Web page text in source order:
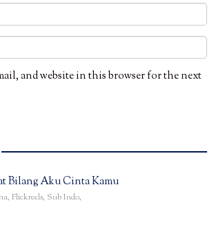
and website in this browser for the next
Bilang Aku Cinta Kamu
, Flickreels, Sub Indo,